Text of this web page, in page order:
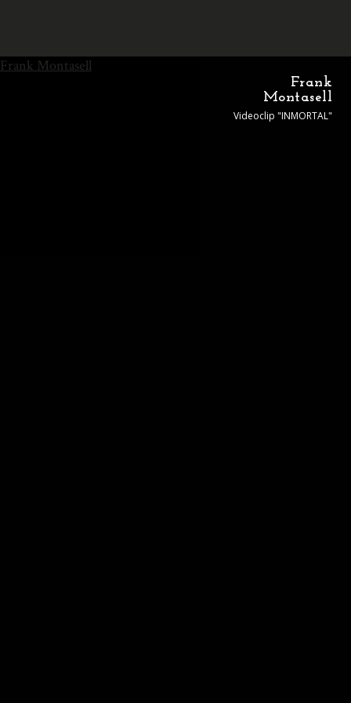
Frank Montasell
Frank
Montasell
Videoclip "INMORTAL"